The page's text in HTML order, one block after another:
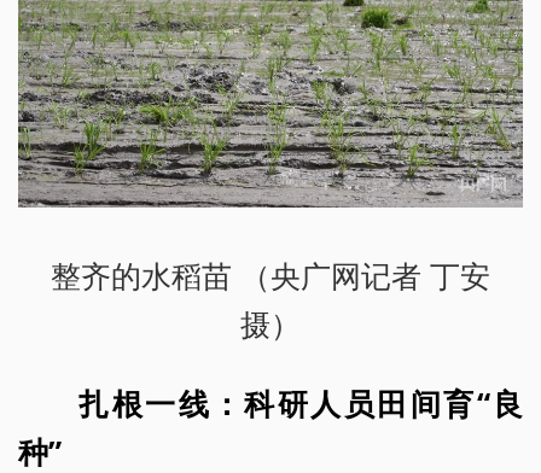
整齐的水稻苗 （央广网记者 丁安
摄）
扎根一线：科研人员田间育“良
种”